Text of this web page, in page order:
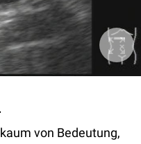
von Bedeutung,